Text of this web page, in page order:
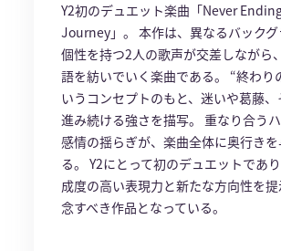
Y2初のデュエット楽曲「Never
Journey」。 本作は、異なるバックグ
個性を持つ2人の歌声が交差しながら
語を紡いでいく楽曲である。 “終わり
いうコンセプトのもと、迷いや葛藤
進み続ける強さを描写。 重なり合う
感情の揺らぎが、楽曲全体に奥行きを
る。 Y2にとって初のデュエットであ
成度の高い表現力と新たな方向性を
念すべき作品となっている。